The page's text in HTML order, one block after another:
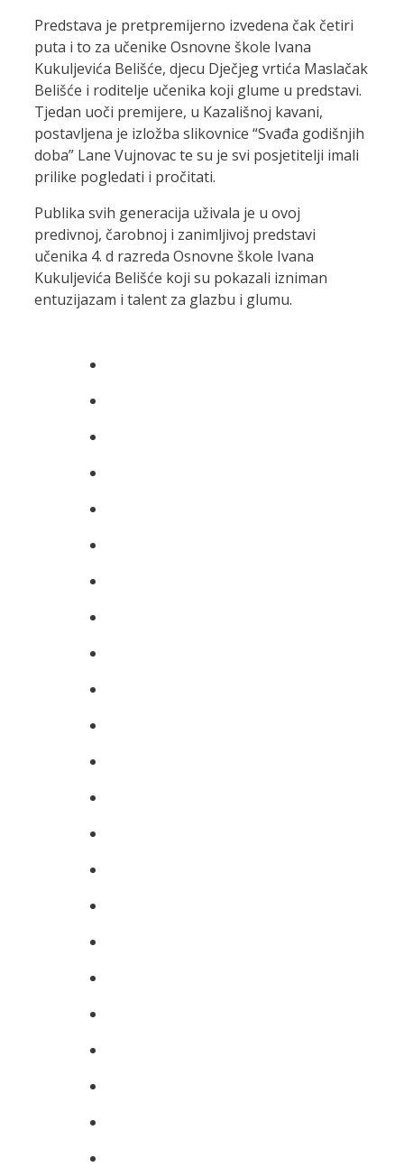
Predstava je pretpremijerno izvedena čak četiri
puta i to za učenike Osnovne škole Ivana
Kukuljevića Belišće, djecu Dječjeg vrtića Maslačak
Belišće i roditelje učenika koji glume u predstavi.
Tjedan uoči premijere, u Kazališnoj kavani,
postavljena je izložba slikovnice “Svađa godišnjih
doba” Lane Vujnovac te su je svi posjetitelji imali
prilike pogledati i pročitati.
Publika svih generacija uživala je u ovoj
predivnoj, čarobnoj i zanimljivoj predstavi
učenika 4. d razreda Osnovne škole Ivana
Kukuljevića Belišće koji su pokazali izniman
entuzijazam i talent za glazbu i glumu.